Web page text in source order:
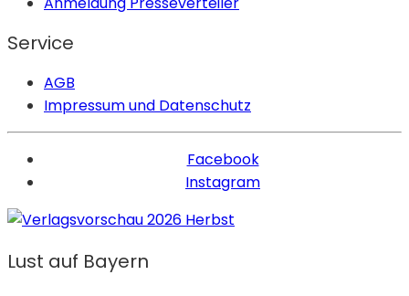
Service
AGB
Impressum und Datenschutz
Facebook
Instagram
Lust auf Bayern